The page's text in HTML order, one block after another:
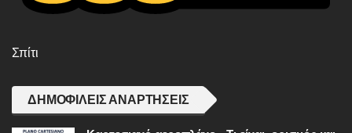
Σπίτι
ΔΗΜΟΦΙΛΕΊΣ ΑΝΑΡΤΉΣΕΙΣ